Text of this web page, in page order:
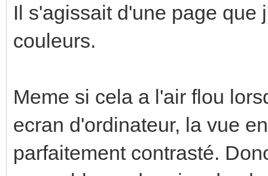
Il s'agissait d'une page que
couleurs.
Meme si cela a l'air flou
ecran d'ordinateur, la vue
parfaitement contrasté.